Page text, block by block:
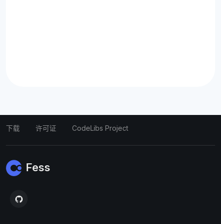
下载 许可证 CodeLibs Project
Fess